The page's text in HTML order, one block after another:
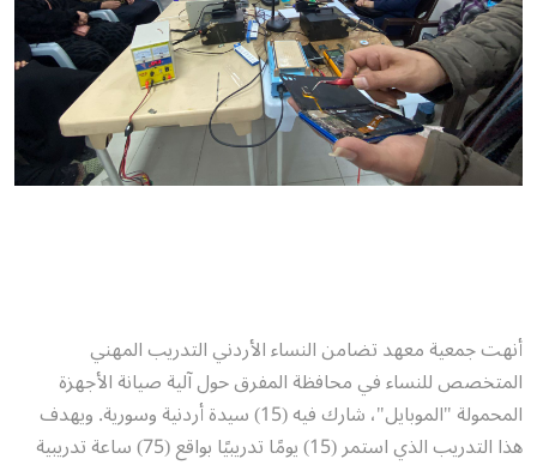
أنهت جمعية معهد تضامن النساء الأردني التدريب المهني
المتخصص للنساء في محافظة المفرق حول آلية صيانة الأجهزة
المحمولة "الموبايل"، شارك فيه (15) سيدة أردنية وسورية. ويهدف
هذا التدريب الذي استمر (15) يومًا تدريبيًا بواقع (75) ساعة تدريبية